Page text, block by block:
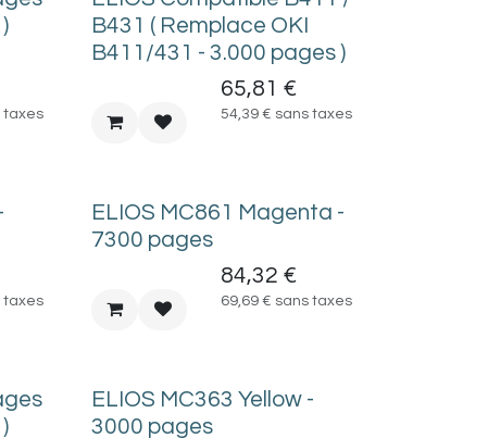
taxes
B431 ( Remplace OKI
B411/431 - 3.000 pages )
65,81 €
54,39€ sans taxes
taxes
ELIOS MC861 Magenta -
7300 pages
84,32 €
69,69€ sans taxes
ELIOS MC363 Yellow -
3000 pages